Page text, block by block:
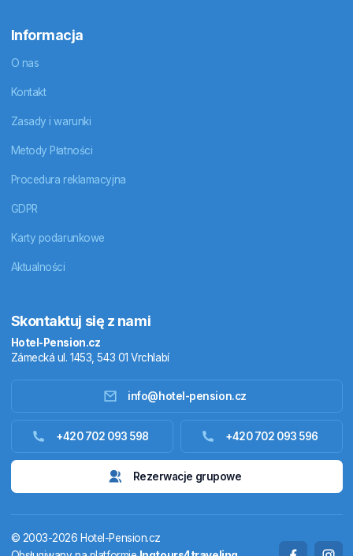
Noclegi w Czechach
Informacja
O nas
Kontakt
Zasady i warunki
Metody Płatności
Procedura reklamacyjna
GDPR
Karty podarunkowe
Aktualności
Skontaktuj się z nami
Hotel-Pension.cz
Zámecká ul. 1453, 543 01 Vrchlabí
info@hotel-pension.cz
+420 702 093 598 +420 702 093 596
Rezerwacje grupowe
© 2003-2026 Hotel-Pension.cz